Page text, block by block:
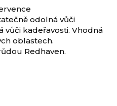
odolná vůči
vůči kadeřavosti. Vhodná
oblastech.
Redhaven.